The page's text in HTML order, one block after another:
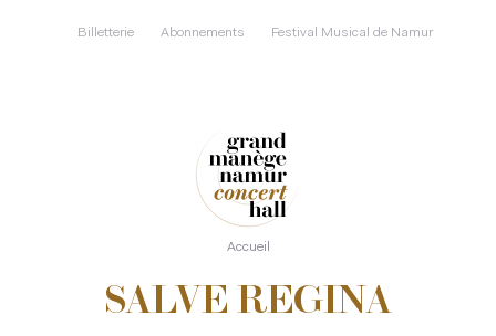
Billetterie Abonnements Festival Musical de Namur
Accueil
SALVE REGINA